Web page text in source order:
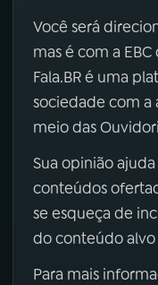
Você será
mas é com a
Fala.BR é uma
sociedade com
meio das
Sua opinião
conteúdos
se esqueça de
do conteúdo alvo
Para mais